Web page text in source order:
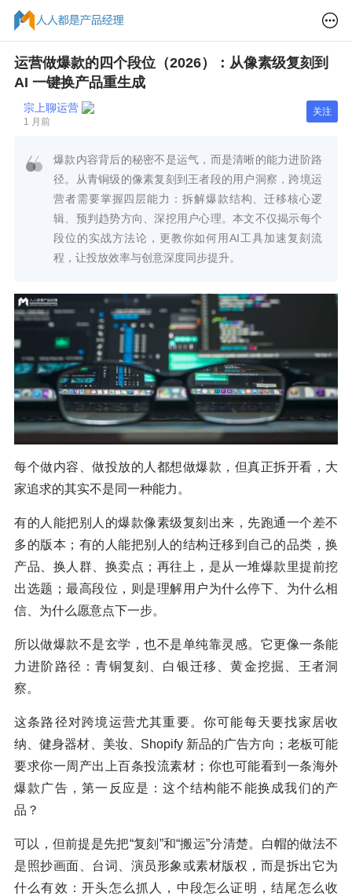
运营做爆款的四个段位（2026）：从像素级复刻到
AI 一键换产品重生成
宗上聊运营
1 月前
关注
爆款内容背后的秘密不是运气，而是清晰的能力进阶路
径。从青铜级的像素复刻到王者段的用户洞察，跨境运
营者需要掌握四层能力：拆解爆款结构、迁移核心逻
辑、预判趋势方向、深挖用户心理。本文不仅揭示每个
段位的实战方法论，更教你如何用AI工具加速复刻流
程，让投放效率与创意深度同步提升。
每个做内容、做投放的人都想做爆款，但真正拆开看，大
家追求的其实不是同一种能力。
有的人能把别人的爆款像素级复刻出来，先跑通一个差不
多的版本；有的人能把别人的结构迁移到自己的品类，换
产品、换人群、换卖点；再往上，是从一堆爆款里提前挖
出选题；最高段位，则是理解用户为什么停下、为什么相
信、为什么愿意点下一步。
所以做爆款不是玄学，也不是单纯靠灵感。它更像一条能
力进阶路径：青铜复刻、白银迁移、黄金挖掘、王者洞
察。
这条路径对跨境运营尤其重要。你可能每天要找家居收
纳、健身器材、美妆、Shopify 新品的广告方向；老板可能
要求你一周产出上百条投流素材；你也可能看到一条海外
爆款广告，第一反应是：这个结构能不能换成我们的产
品？
可以，但前提是先把“复刻”和“搬运”分清楚。白帽的做法不
是照抄画面、台词、演员形象或素材版权，而是拆出它为
什么有效：开头怎么抓人，中段怎么证明，结尾怎么收